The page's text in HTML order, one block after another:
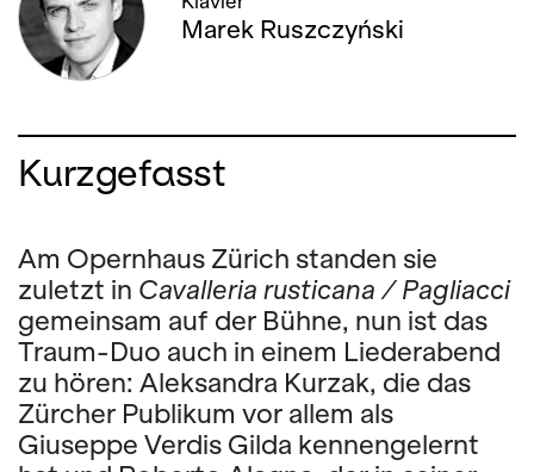
Marek Ruszczyński
Kurzgefasst
Am Opernhaus Zürich standen sie
zuletzt in Cavalleria rusticana / Pagliacci
gemeinsam auf der Bühne, nun ist das
Traum-Duo auch in einem Liederabend
zu hören: Aleksandra Kurzak, die das
Zürcher Publikum vor allem als
Giuseppe Verdis Gilda kennengelernt